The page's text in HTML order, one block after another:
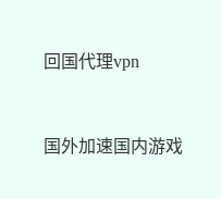
回国代理vpn
国外加速国内游戏